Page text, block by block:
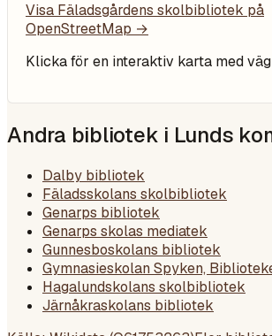
Visa Fäladsgårdens skolbibliotek på
OpenStreetMap →
Klicka för en interaktiv karta med
Andra bibliotek i Lunds
Dalby bibliotek
Fäladsskolans skolbibliotek
Genarps bibliotek
Genarps skolas mediatek
Gunnesboskolans bibliotek
Gymnasieskolan Spyken,
Hagalundskolans skolbibliotek
Järnåkraskolans bibliotek